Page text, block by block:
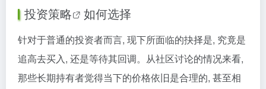
投资策略 如何选择
针对于普通的投资者而言, 现下所面临的抉择是, 究竟是
追高去买入, 还是等待其回调。从社区讨论的情况来看,
那些长期持有者觉得当下的价格依旧是合理的, 甚至相